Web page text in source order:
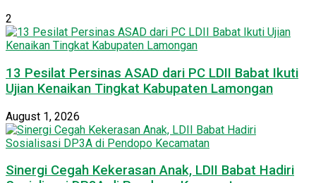
2
13 Pesilat Persinas ASAD dari PC LDII Babat Ikuti
Ujian Kenaikan Tingkat Kabupaten Lamongan
August 1, 2026
Sinergi Cegah Kekerasan Anak, LDII Babat Hadiri